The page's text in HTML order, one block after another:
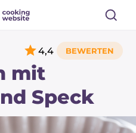
mit
Speck
4,4